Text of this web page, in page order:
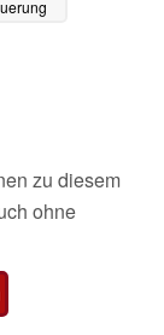
zu diesem
ohne